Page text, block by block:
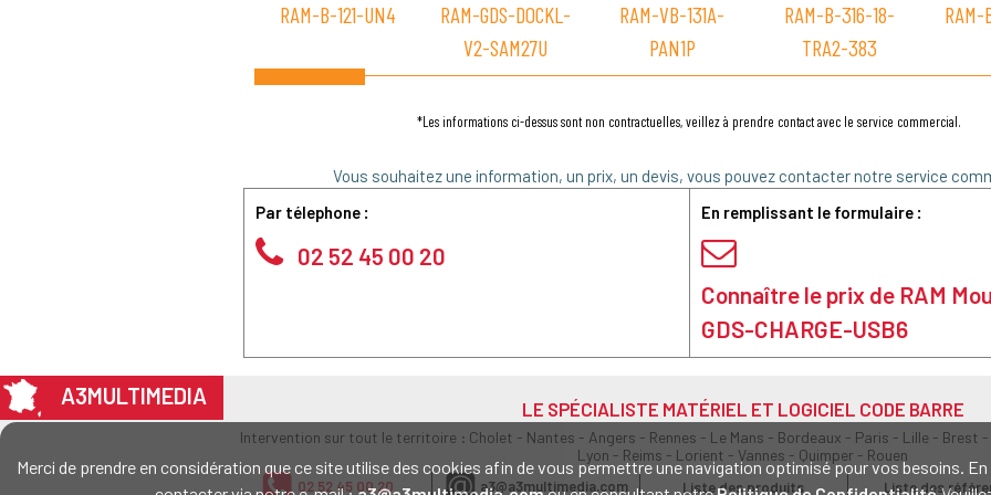
Merci de prendre en considération que ce site utilise des cookies afin de vous permettre une navigation optimisé pour vos besoins.
RAM-B-121-UN4
RAM-GDS-DOCKL-
V2-SAM27U
RAM-VB-131A-
PAN1P
RAM-B-316-18-
TRA2-383
RAM-
*Les informations ci-dessus sont non contractuelles, veillez à prendre contact avec le service commercial.
Vous souhaitez une information, un prix, un devis, vous pouvez contacter notre service
Par télephone :
02 52 45 00 20
En remplissant le formulaire :
Connaître le prix de RAM
GDS-CHARGE-USB6
A3MULTIMEDIA LE SPÉCIALISTE MATÉRIEL ET LOGICIEL CODE BARRE
Intervention sur tout le territoire : Cholet - Nantes - Angers - Rennes - Le Mans - Bordeaux - Paris - Lille - Brest
Lyon - Reims - Lorient - Vannes - Quimper - Rouen
02 52 45 00 20 a3@a3multimedia.com Liste des produits Liste des